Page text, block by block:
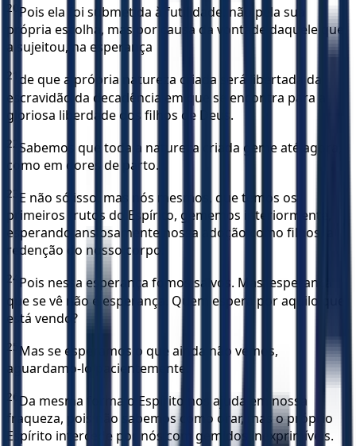
20 Pois ela foi submetida à futilidade, não pela sua
própria escolha, mas por causa da vontade daquele que
a sujeitou, na esperança
21
de que a própria natureza criada será libertada da
escravidão da decadência em que se encontra para a
gloriosa liberdade dos filhos de Deus.
22 Sabemos que toda a natureza criada geme até agora,
como em dores de parto.
23 E não só isso, mas nós mesmos, que temos os
primeiros frutos do Espírito, gememos interiormente,
esperando ansiosamente nossa adoção como filhos, a
redenção do nosso corpo.
24 Pois nessa esperança fomos salvos. Mas, esperança
que se vê não é esperança. Quem espera por aquilo que
está vendo?
25 Mas se esperamos o que ainda não vemos,
aguardamo-lo pacientemente.
26 Da mesma forma o Espírito nos ajuda em nossa
fraqueza, pois não sabemos como orar, mas o próprio
Espírito intercede por nós com gemidos inexprimíveis.